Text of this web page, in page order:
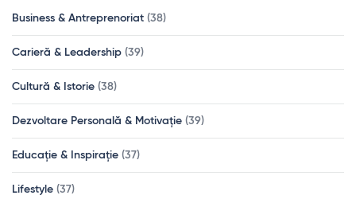
Business & Antreprenoriat (38)
Carieră & Leadership (39)
Cultură & Istorie (38)
Dezvoltare Personală & Motivație (39)
Educație & Inspirație (37)
Lifestyle (37)